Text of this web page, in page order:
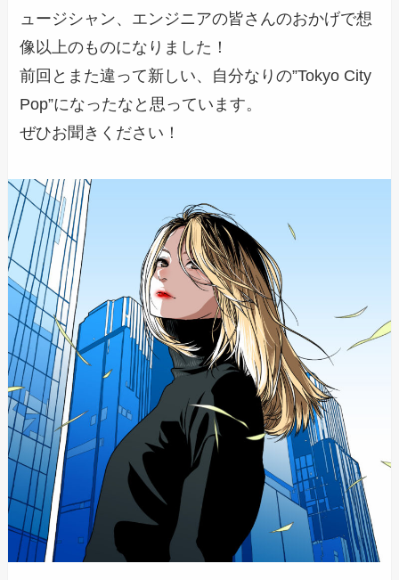
ュージシャン、エンジニアの皆さんのおかげで想
像以上のものになりました！
前回とまた違って新しい、自分なりの”Tokyo City
Pop”になったなと思っています。
ぜひお聞きください！